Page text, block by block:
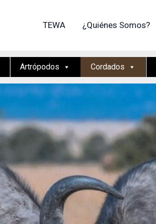
TEWA ¿Quiénes Somos?
Artrópodos Cordados